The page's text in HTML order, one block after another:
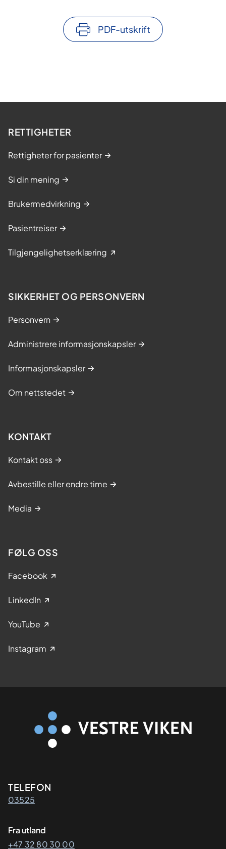
PDF-utskrift
RETTIGHETER
Rettigheter for pasienter
Si din mening
Brukermedvirkning
Pasientreiser
Tilgjengelighetserklæring
SIKKERHET OG PERSONVERN
Personvern
Administrere informasjonskapsler
Informasjonskapsler
Om nettstedet
KONTAKT
Kontakt oss
Avbestille eller endre time
Media
FØLG OSS
Facebook
LinkedIn
YouTube
Instagram
Kontaktinformasjon
TELEFON
03525
Fra utland
+47 32 80 30 00